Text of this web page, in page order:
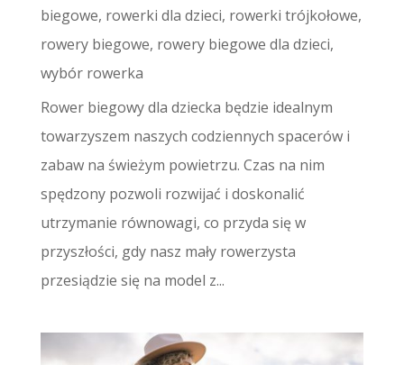
biegowe, rowerki dla dzieci, rowerki trójkołowe,
rowery biegowe, rowery biegowe dla dzieci,
wybór rowerka
Rower biegowy dla dziecka będzie idealnym
towarzyszem naszych codziennych spacerów i
zabaw na świeżym powietrzu. Czas na nim
spędzony pozwoli rozwijać i doskonalić
utrzymanie równowagi, co przyda się w
przyszłości, gdy nasz mały rowerzysta
przesiądzie się na model z...